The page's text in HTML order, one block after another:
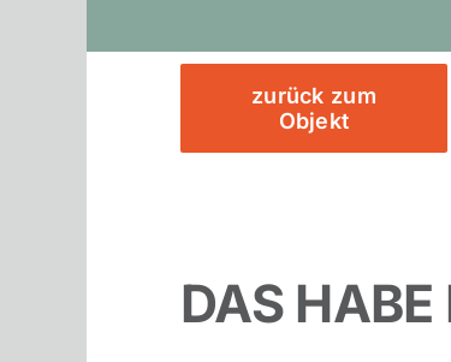
zurück zum
Objekt
DAS